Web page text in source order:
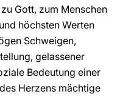
Gott, zum Menschen
höchsten Werten
Schweigen,
gelassener
Bedeutung einer
Herzens mächtige